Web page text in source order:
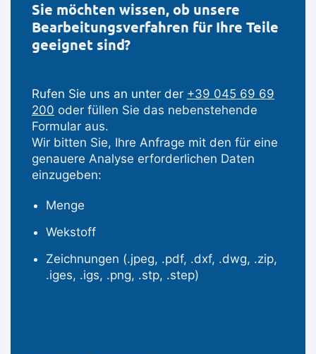
Sie möchten wissen, ob unsere
Bearbeitungsverfahren für Ihre Teile
geeignet sind?
Rufen Sie uns an unter der +39 045 69 69
200 oder füllen Sie das nebenstehende
Formular aus.
Wir bitten Sie, Ihre Anfrage mit den für eine
genauere Analyse erforderlichen Daten
einzugeben:
Menge
Wekstoff
Zeichnungen (.jpeg, .pdf, .dxf, .dwg, .zip,
.iges, .igs, .png, .stp, .step)